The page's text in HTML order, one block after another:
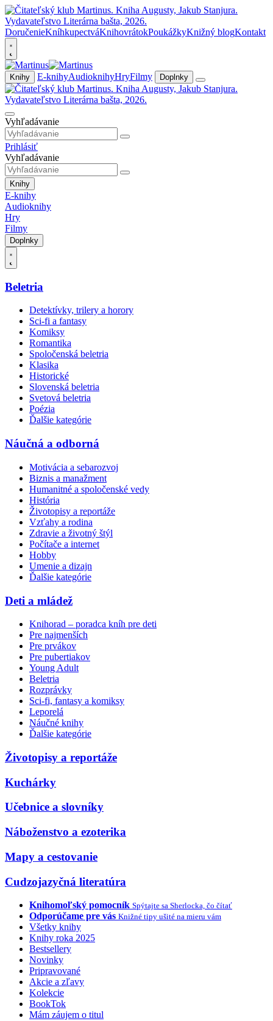
DoručenieKníhkupectváKnihovrátokPoukážkyKnižný blogKontakt
Knihy E-knihyAudioknihyHryFilmy Doplnky
Vyhľadávanie
Prihlásiť
Vyhľadávanie
Knihy
E-knihy
Audioknihy
Hry
Filmy
Doplnky
Beletria
Detektívky, trilery a horory
Sci-fi a fantasy
Komiksy
Romantika
Spoločenská beletria
Klasika
Historické
Slovenská beletria
Svetová beletria
Poézia
Ďalšie kategórie
Náučná a odborná
Motivácia a sebarozvoj
Biznis a manažment
Humanitné a spoločenské vedy
História
Životopisy a reportáže
Vzťahy a rodina
Zdravie a životný štýl
Počítače a internet
Hobby
Umenie a dizajn
Ďalšie kategórie
Deti a mládež
Knihorad – poradca kníh pre deti
Pre najmenších
Pre prvákov
Pre pubertiakov
Young Adult
Beletria
Rozprávky
Sci-fi, fantasy a komiksy
Leporelá
Náučné knihy
Ďalšie kategórie
Životopisy a reportáže
Kuchárky
Učebnice a slovníky
Náboženstvo a ezoterika
Mapy a cestovanie
Cudzojazyčná literatúra
Knihomoľský pomocník Spýtajte sa Sherlocka, čo čítať
Odporúčame pre vás Knižné tipy ušité na mieru vám
Všetky knihy
Knihy roka 2025
Bestsellery
Novinky
Pripravované
Akcie a zľavy
Kolekcie
BookTok
Mám záujem o titul